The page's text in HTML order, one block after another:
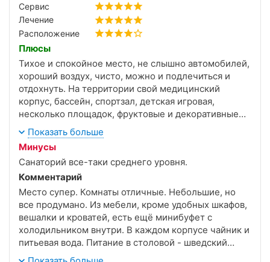
Сервис
Лечение
Расположение
Плюсы
Тихое и спокойное место, не слышно автомобилей,
хороший воздух, чисто, можно и подлечиться и
отдохнуть. На территории свой медицинский
корпус, бассейн, спортзал, детская игровая,
несколько площадок, фруктовые и декоративные
иные растения, сбалансированный рацион в
столовой, можно выбирать блюда на 3 дня вперед,
автобус до пляжа если что.
Показать больше
Минусы
Санаторий все-таки среднего уровня.
Комментарий
Место супер. Комнаты отличные. Небольшие, но
все продумано. Из мебели, кроме удобных шкафов,
вешалки и кроватей, есть ещё минибуфет с
холодильником внутри. В каждом корпусе чайник и
питьевая вода. Питание в столовой - шведский
стол. Очень вкусно, разнообразно.